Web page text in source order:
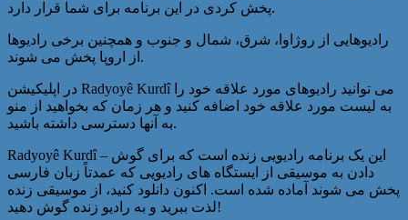
پخش کردی در این برنامه برای شما قرار دارد.
رادیوهایی از روژاوا، شرق، شمال و جنوب و همچنین برخی رادیوها
از اروپا پخش می شوند.
در اپلیکیشن Radyoyê Kurdî می توانید رادیوهای مورد علاقه خود را
به لیست مورد علاقه خود اضافه کنید و هر زمان که بخواهید از منو
به آنها دسترسی داشته باشید.
Radyoyê Kurdî – این یک برنامه رادیویی زنده است که برای گوش
دادن به موسیقی از ایستگاه های رادیویی که عمدتاً زبان فارسی
پخش می شوند آماده شده است. اکنون دانلود کنید، از موسیقی زنده
لذت ببرید و به رادیو زنده گوش دهید!